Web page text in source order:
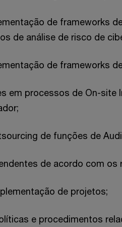
de frameworks
de análise de risco de
de frameworks
em processos de On-site
de funções de
de acordo com os
de projetos;
e procedimentos